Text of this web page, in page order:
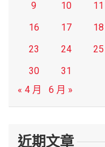
9 10 11
16
17 18
23
24 25
30
31
« 4 月
6 月 »
近期文章